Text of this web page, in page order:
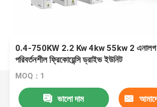
0.4-750KW 2.2 Kw 4kw 55kw 2 এনালগ
পরিবর্তনশীল ফ্রিকোয়েন্সি ড্রাইভ ইউনিট
MOQ：1
ভালো দাম